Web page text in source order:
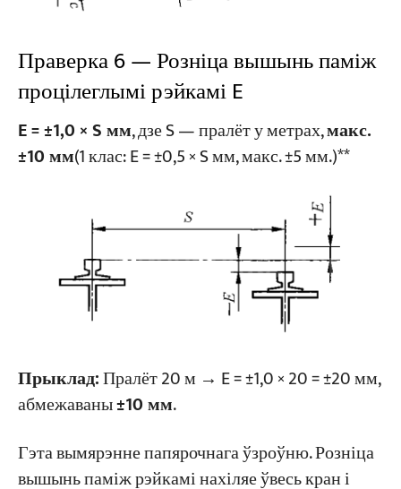
Праверка 6 — Розніца вышынь паміж
процілеглымі рэйкамі E
E = ±1,0 × S мм, дзе S — пралёт у метрах,макс.
±10 мм(1 клас: E = ±0,5 × S мм, макс. ±5 мм.)**
Прыклад:Пралёт 20 м → E = ±1,0 × 20 = ±20 мм,
абмежаваны±10 мм.
Гэта вымярэнне папярочнага ўзроўню. Розніца
вышынь паміж рэйкамі нахіляе ўвесь кран і